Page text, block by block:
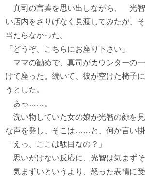
真司の言葉を思い出しながら、 光智
い店内をさりげなく見渡してみたが、
当たらなかった。
「どうぞ、こちらにお座り下さい」
ママの勧めで、真司がカウンターの
けて座った。続いて、彼が空けた椅子
うとした。
あっ……。
洗い物していた女の娘が光智の顔を
な声を発し、そこは……と、何か言い掛
「えっ。ここは駄目なの？」
思いがけない反応に、光智は気まずそ
気まずいというより、怒った表情に